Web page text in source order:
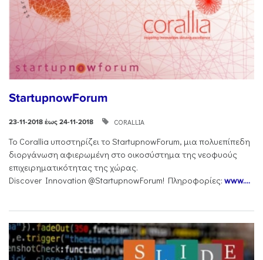
StartupnowForum
23-11-2018 έως 24-11-2018 CORALLIA
To Corallia υποστηρίζει το StartupnowForum, μια πολυεπίπεδη
διοργάνωση αφιερωμένη στο οικοσύστημα της νεοφυούς
επιχειρηματικότητας της χώρας.
Discover Innovation @StartupnowForum! Πληροφορίες: www....